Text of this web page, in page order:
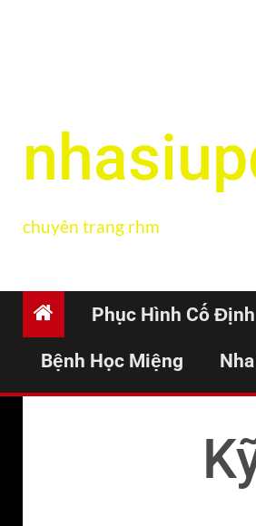
chuyên trang rhm
Phục Hình Cố Định
Bệnh Học Miệng